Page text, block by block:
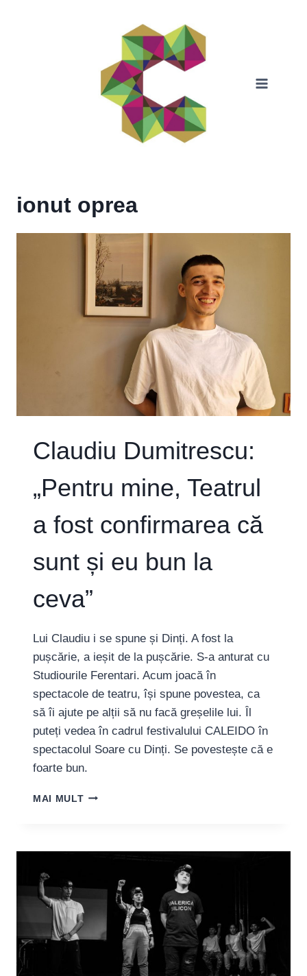
ionut oprea
Claudiu Dumitrescu:
„Pentru mine, Teatrul
a fost confirmarea că
sunt și eu bun la
ceva”
Lui Claudiu i se spune și Dinți. A fost la
pușcărie, a ieșit de la pușcărie. S-a anturat cu
Studiourile Ferentari. Acum joacă în
spectacole de teatru, își spune povestea, ca
să îi ajute pe alții să nu facă greșelile lui. Îl
puteți vedea în cadrul festivalului CALEIDO în
spectacolul Soare cu Dinți. Se povestește că e
foarte bun.
MAI MULTCLAUDIU
TEATRUL
CONFIRMAREA
CĂ
SUNT
ȘI